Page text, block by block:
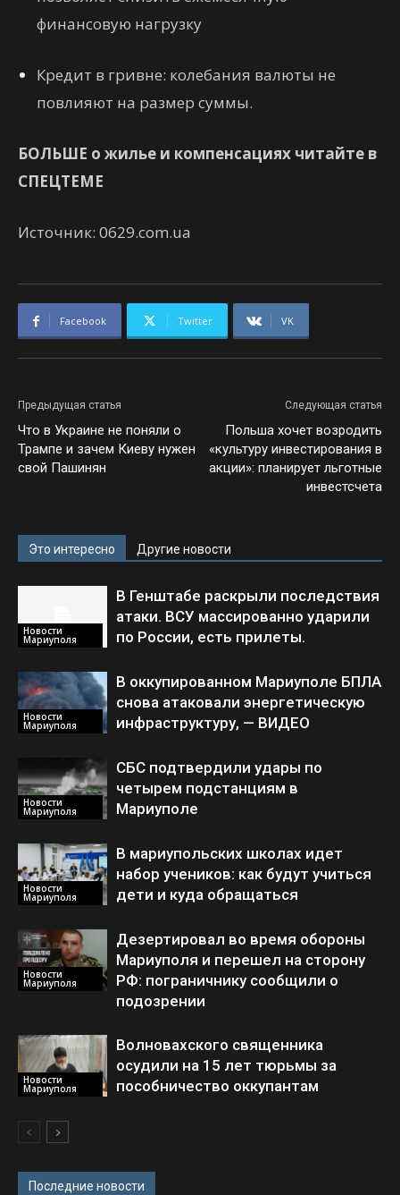
финансовую нагрузку
Кредит в гривне: колебания валюты не
повлияют на размер суммы.
БОЛЬШЕ о жилье и компенсациях читайте в
СПЕЦТЕМЕ
Источник: 0629.com.ua
Facebook Twitter VK
Предыдущая статья
Что в Украине не поняли о
Трампе и зачем Киеву нужен
свой Пашинян
Следующая статья
Польша хочет возродить
«культуру инвестирования в
акции»: планирует льготные
инвестсчета
Это интересно Другие новости
Новости
Мариуполя
В Генштабе раскрыли последствия
атаки. ВСУ массированно ударили
по России, есть прилеты.
Новости
Мариуполя
В оккупированном Мариуполе БПЛА
снова атаковали энергетическую
инфраструктуру, — ВИДЕО
Новости
Мариуполя
СБС подтвердили удары по
четырем подстанциям в
Мариуполе
Новости
Мариуполя
В мариупольских школах идет
набор учеников: как будут учиться
дети и куда обращаться
Новости
Мариуполя
Дезертировал во время обороны
Мариуполя и перешел на сторону
РФ: пограничнику сообщили о
подозрении
Новости
Мариуполя
Волновахского священника
осудили на 15 лет тюрьмы за
пособничество оккупантам
Последние новости